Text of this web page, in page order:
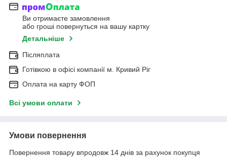
Ви отримаєте замовлення
або гроші повернуться на вашу картку
Детальніше
Післяплата
Готівкою в офісі компанії м. Кривий Ріг
Оплата на карту ФОП
Всі умови оплати
Умови повернення
Повернення товару впродовж 14 днів за рахунок покупця